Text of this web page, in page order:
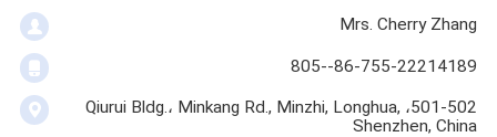
Mrs. Cherry Zhang
86-755-22214189--805
501-502، Qiurui Bldg.، Minkang Rd., Minzhi, Longhua,
Shenzhen, China